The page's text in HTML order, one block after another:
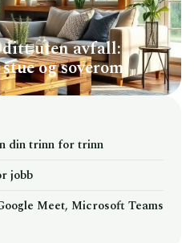
uten avfall:
og soverom
din trinn for trinn
jobb
Meet, Microsoft Teams